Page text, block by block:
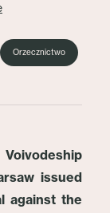
Orzecznictwo
issued
against the